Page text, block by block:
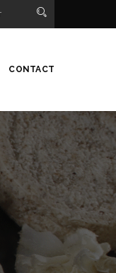
CONTACT